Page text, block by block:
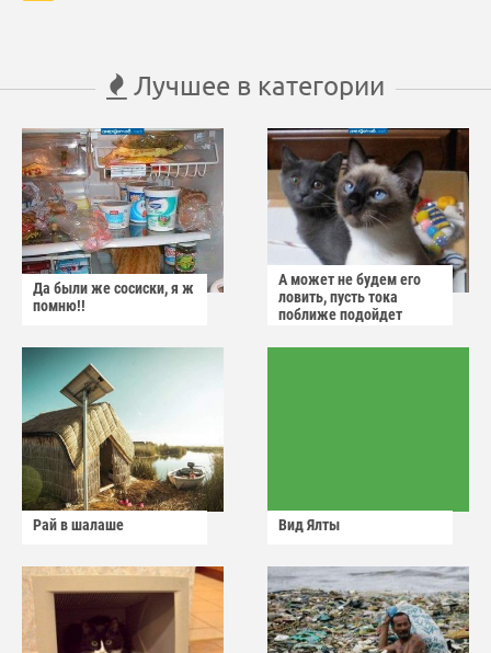
Лучшее в категории
Да были же сосиски, я ж
помню!!
А может не будем его
ловить, пусть тока
поближе подойдет
Рай в шалаше Вид Ялты